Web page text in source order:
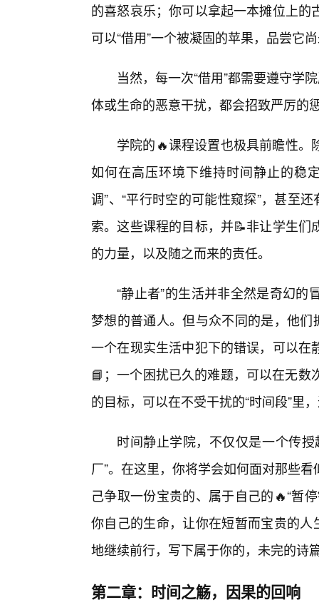
的喜怒哀乐；你可以拿起一本摊位上
可以“借用”一个被凝固的苹果，品尝它
当然，每一次“借用”都需要遵守学
体或生命的恶意干扰，都会招致严厉的
学院的🔥课程设置也极具前瞻性
如何在高压环境下维持时间静止的稳
调”、“平行时空的可能性窥探”，甚至
索。这些课程的目标，并📝非让学生
的力量，以及随之而来的责任。
“静止者”的生活并非全然是奇幻
梦想的普通人。但与众不同的是，他
一个在现实生活中犯下的错误，可以
📘；一个困扰已久的难题，可以在无
的目标，可以在不受干扰的“时间段”里
时间静止学院，不仅仅是一个传
厂”。在这里，你将学会如何面对那些
己争取一份宝贵的、属于自己的🔥“暂
你自己的生命，让你在短暂而宝贵的
地继续前行，写下属于你的，未完的诗
第二章：时间之觞，因果的回响